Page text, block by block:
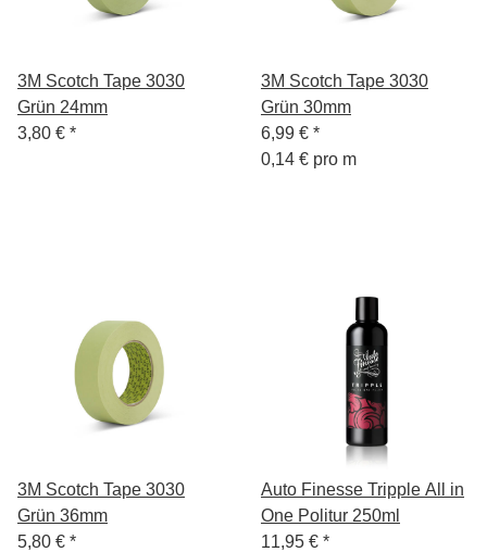
3M Scotch Tape 3030
Grün 24mm
3,80 € *
3M Scotch Tape 3030
Grün 30mm
6,99 € *
0,14 € pro m
3M Scotch Tape 3030
Grün 36mm
5,80 € *
Auto Finesse Tripple All in
One Politur 250ml
11,95 € *